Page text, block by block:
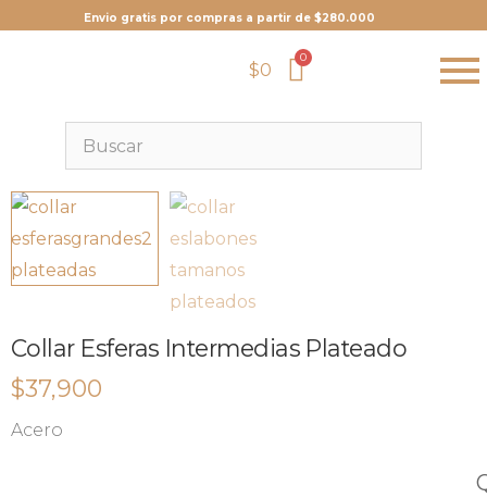
Envio gratis por compras a partir de $280.000
$0
Collar Esferas Intermedias Plateado
$37,900
Acero